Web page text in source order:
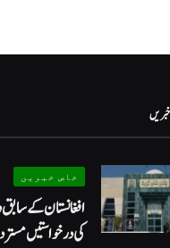
خاص خبریں
افغانستان کے سابق
کی درخواستیں مسترد